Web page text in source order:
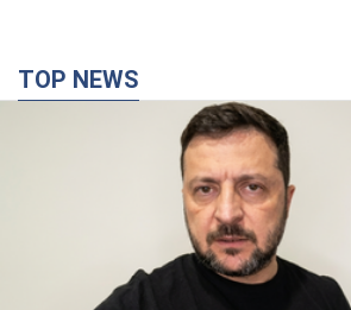
TOP NEWS